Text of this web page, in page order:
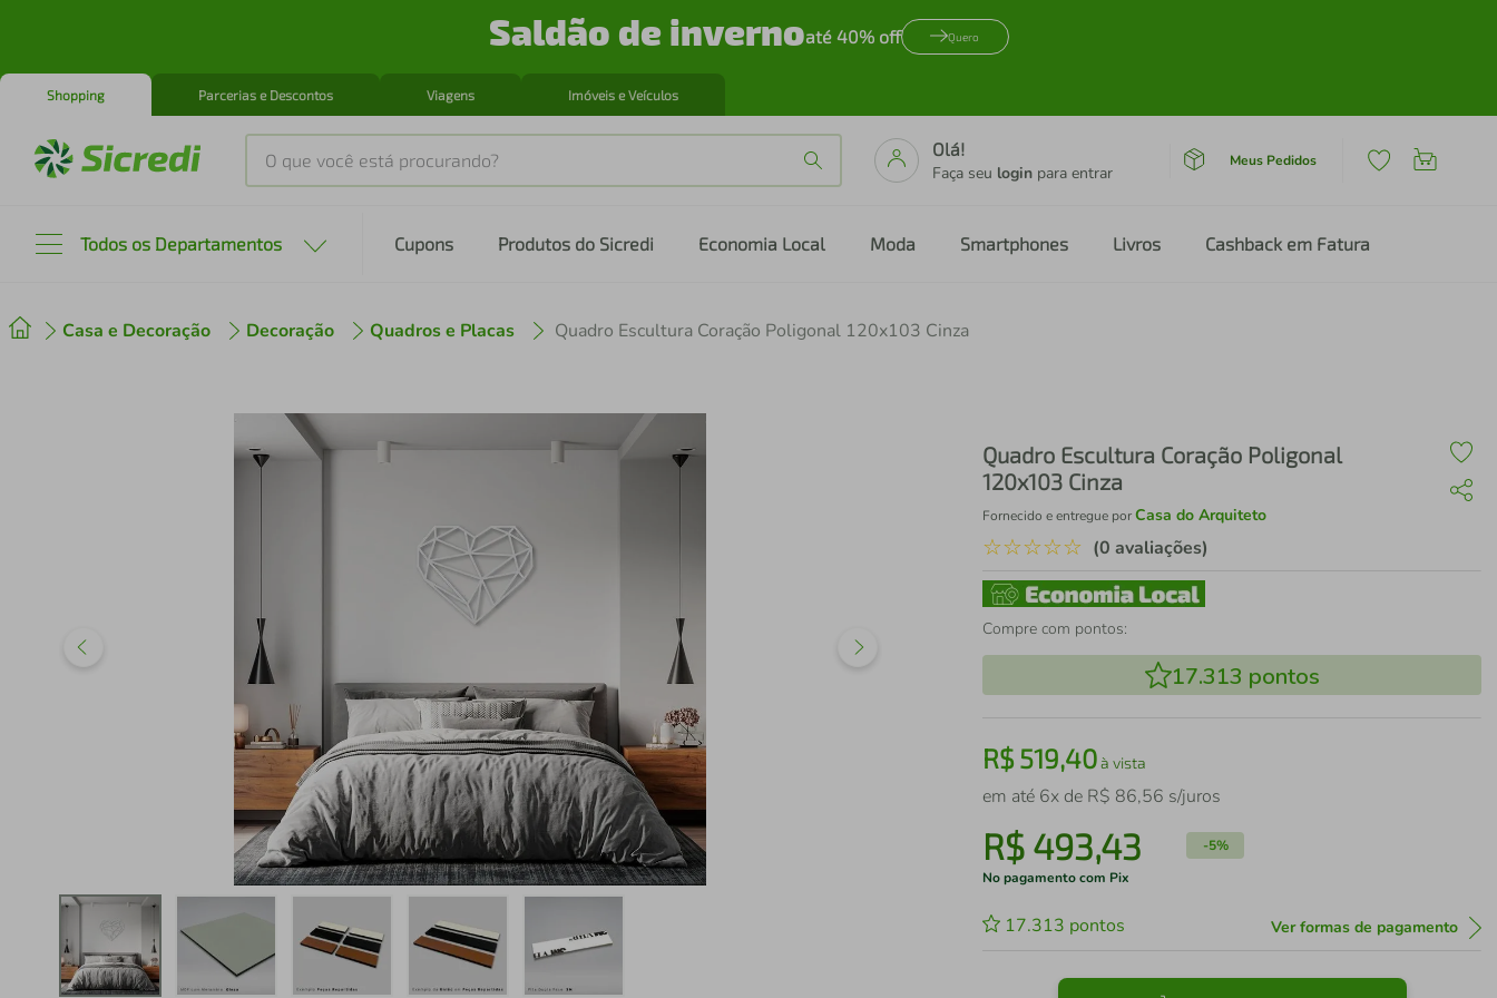
Saldão de invernoaté 40% off Quero
Shopping Parcerias e Descontos Viagens Imóveis e Veículos
O que você está procurando?
Olá!
Faça seu login para entrar
Meus Pedidos
Todos os Departamentos Cupons Produtos do Sicredi Economia Local Moda Smartphones Livros Cashback em Fatura
Casa e Decoração Decoração Quadros e Placas Quadro Escultura Coração Poligonal 120x103 Cinza
Quadro Escultura Coração Poligonal
120x103 Cinza
Fornecido e entregue porCasa do Arquiteto
☆☆☆☆☆ (0 avaliações)
Compre com pontos:
17.313 pontos
R$519,40à vista
em até 6x de R$ 86,56 s/juros
R$ 493,43 -5%
No pagamento com Pix
17.313 pontos Ver formas de pagamento
º cafeteira
º air fryer